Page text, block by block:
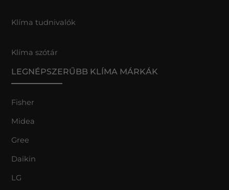
Klíma tudnivalók
Klíma szótár
LEGNÉPSZERŰBB KLÍMA MÁRKÁK
Fisher
Midea
Gree
Daikin
LG